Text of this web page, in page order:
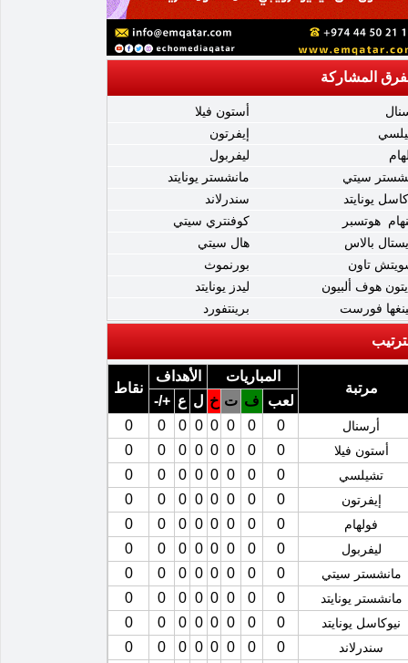
المشاركة
أستون فيلا
إيفرتون
ليفربول
سيتي
مانشستر يونايتد
يونايتد
سندرلاند
هوتسبر
كوفنتري سيتي
بالاس
هال سيتي
تاون
بورنموث
هوف ألبيون
ليدز يونايتد
فورست
برينتفورد
مرتبة
المباريات الأهداف
نقاط
لعب
ف ت خ ل ع +/-
أرسنال 0
0
0
0
0
0
0
0
أستون فيلا 0
0
0
0
0
0
0
0
تشيلسي 0
0
0
0
0
0
0
0
إيفرتون 0
0
0
0
0
0
0
0
فولهام 0
0
0
0
0
0
0
0
ليفربول 0
0
0
0
0
0
0
0
مانشستر سيتي 0
0
0
0
0
0
0
0
مانشستر يونايتد 0
0
0
0
0
0
0
0
نيوكاسل يونايتد 0
0
0
0
0
0
0
0
سندرلاند 0
0
0
0
0
0
0
0